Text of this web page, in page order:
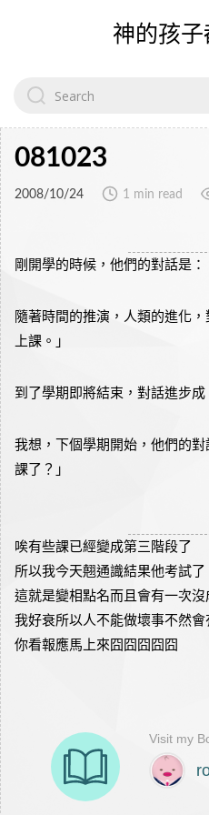
神的孩
for:
081023
2008/10/24 1 min read
剛開學的時候，他們的對話是：
隨著時間的推演，人類的進化
上課。」
到了學期即將結束，對話進步成
我想，下個學期開始，他們的
課了？」
唉有些課已經變成第三階段了
所以我今天翹通識結果他考試了
這就是變相點名而且會有一次沒
我好衰所以人不能做壞事不然會
你看報應馬上來囧囧囧囧囧